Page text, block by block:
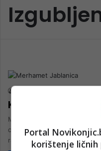
Kakvi insani žive
Muslimansko dobrotvorno
ovim riječima započinje
radi se o tome da…
Portal
korištenje ličnih